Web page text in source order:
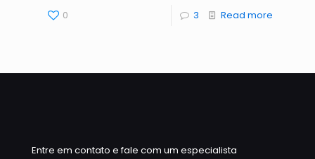
0 3 Read more
Entre em contato e fale com um especialista